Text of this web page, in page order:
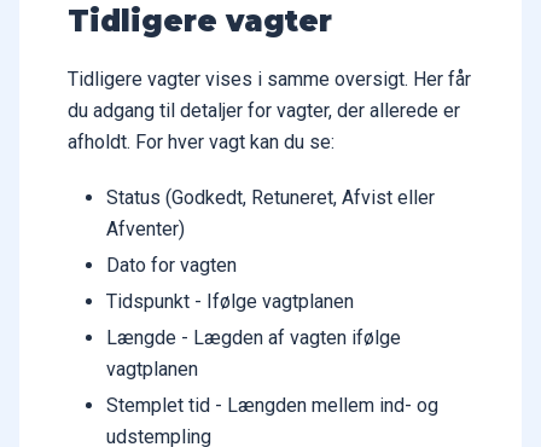
Tidligere vagter
Tidligere vagter vises i samme oversigt. Her får
du adgang til detaljer for vagter, der allerede er
afholdt. For hver vagt kan du se:
Status (Godkedt, Retuneret, Afvist eller
Afventer)
Dato for vagten
Tidspunkt - Ifølge vagtplanen
Længde - Lægden af vagten ifølge
vagtplanen
Stemplet tid - Længden mellem ind- og
udstempling